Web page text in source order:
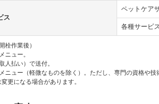
ス
ペットケア
各種サービ
作業後）
ュー。
払い）で送付。
ュー（軽微なものを除く）。ただし、専門の資格や技
更になる場合があります。